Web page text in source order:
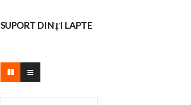
SUPORT DINȚI LAPTE